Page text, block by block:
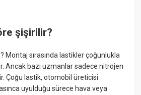
şişirilir?
Montaj sırasında lastikler çoğunlukla
Ancak bazı uzmanlar sadece nitrojen
Çoğu lastik, otomobil üreticisi
uyulduğu sürece hava veya